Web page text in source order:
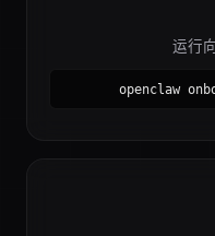
运行
openclaw